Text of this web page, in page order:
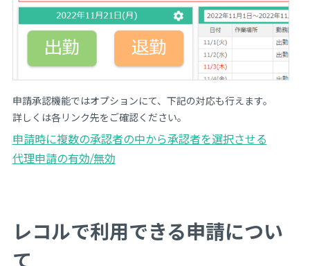
申請承認機能ではオプションにて、下記の対応も行えます。
詳しくは各リンク先をご確認ください。
申請時に複数の承認者の中から承認者を選択させる
代理申請の有効/無効
レコルで利用できる申請につい
て